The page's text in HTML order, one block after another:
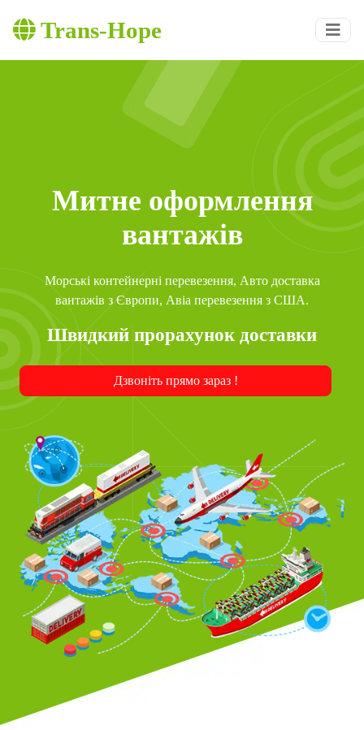
Trans-Hope
Митне оформлення
вантажів
Морські контейнерні перевезення, Авто доставка
вантажів з Європи, Авіа перевезення з США.
Швидкий прорахунок доставки
Дзвоніть прямо зараз !